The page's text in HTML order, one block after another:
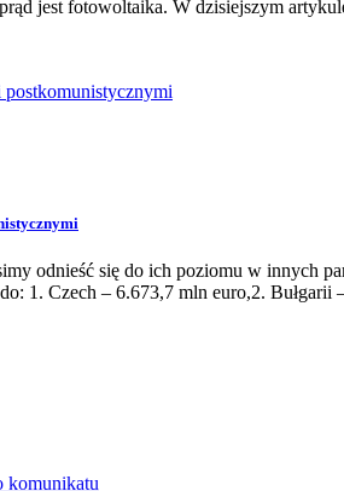
jest fotowoltaika. W dzisiejszym
odnieść się do ich poziomu w innych
1. Czech – 6.673,7 mln euro,2.
komunikatu